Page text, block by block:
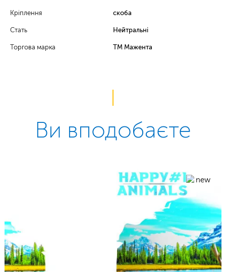
Кріплення скоба
Стать Нейтральні
Торгова марка ТМ Мажента
Ви вподобаєте